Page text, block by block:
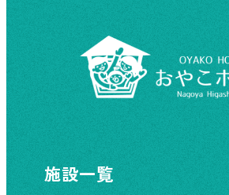
施設一覧